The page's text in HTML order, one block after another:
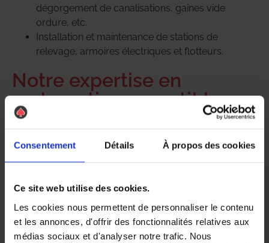
Consentement Détails À propos des cookies
Ce site web utilise des cookies.
Les cookies nous permettent de personnaliser le contenu
et les annonces, d'offrir des fonctionnalités relatives aux
médias sociaux et d'analyser notre trafic. Nous
dégorgement de canalisations, gaines vide
ordure, etc.
Installation et maintenance de stations de
relevage, armoires électriques et flotteurs.
Notre expertise en
restauration garantit la
propreté de nos
prestations :
Maîtrise des odeurs
Restitution des lieux dans leur état d’origine
Traitement biologique des